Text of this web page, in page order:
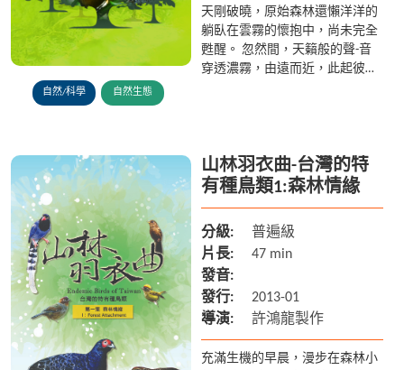
自然/科學 自然生態
天剛破曉，原始森林還懶洋洋的
躺臥在雲霧的懷抱中，尚未完全
甦醒。 忽然間，天籟般的聲-音
穿透濃霧，由遠而近，此起彼
山林羽衣曲-台灣的特
有種鳥類1:森林情緣
分級:
普遍級
片長:
47 min
發音:
發行:
2013-01
導演:
許鴻龍製作
充滿生機的早晨，漫步在森林小